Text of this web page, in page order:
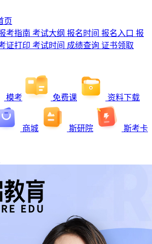
页
考指南 考试大纲 报名时间 报名入口 报
证打印 考试时间 成绩查询 证书领取
模考 免费课 资料下载
商城 斯研院 斯考卡